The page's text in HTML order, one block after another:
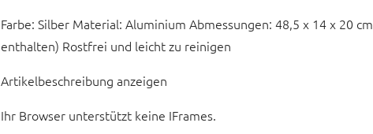
Farbe: Silber Material: Aluminium Abmessungen: 48,5 x 14 x 20
enthalten) Rostfrei und leicht zu reinigen
Artikelbeschreibung anzeigen
Ihr Browser unterstützt keine IFrames.